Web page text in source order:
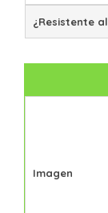
¿Resistente
Imagen